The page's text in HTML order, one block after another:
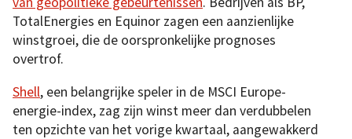
TotalEnergies en Equinor zagen een aanzienlijke
winstgroei, die de oorspronkelijke prognoses
overtrof.
Shell, een belangrijke speler in de MSCI Europe-
energie-index, zag zijn winst meer dan verdubbelen
ten opzichte van het vorige kwartaal, aangewakkerd